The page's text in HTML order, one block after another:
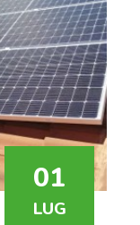
01
LUG